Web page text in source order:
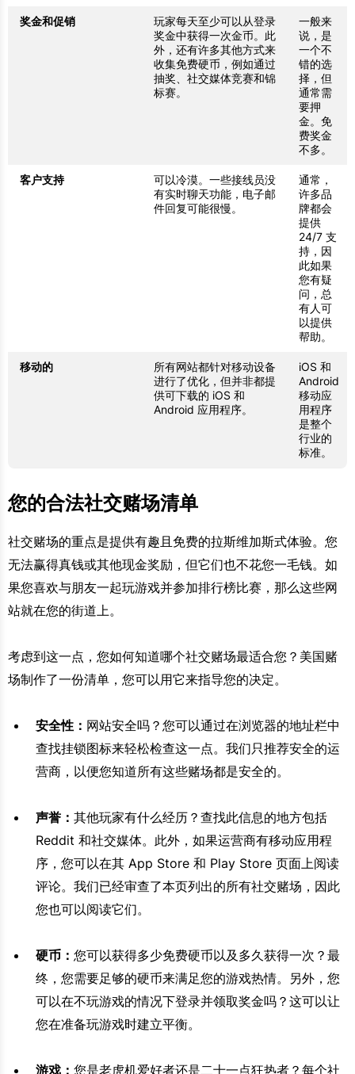
奖金和促销
玩家每天至少可以从登录
奖金中获得一次金币。此
外，还有许多其他方式来
收集免费硬币，例如通过
抽奖、社交媒体竞赛和锦
标赛。
一般来
说，是
一个不
错的选
择，但
通常需
要押
金。免
费奖金
不多。
客户支持
可以冷漠。一些接线员没
有实时聊天功能，电子邮
件回复可能很慢。
通常，
许多品
牌都会
提供
24/7 支
持，因
此如果
您有疑
问，总
有人可
以提供
帮助。
移动的
所有网站都针对移动设备
进行了优化，但并非都提
供可下载的 iOS 和
Android 应用程序。
iOS 和
Android
移动应
用程序
是整个
行业的
标准。
您的合法社交赌场清单
社交赌场的重点是提供有趣且免费的拉斯维加斯式体验。您
无法赢得真钱或其他现金奖励，但它们也不花您一毛钱。如
果您喜欢与朋友一起玩游戏并参加排行榜比赛，那么这些网
站就在您的街道上。
考虑到这一点，您如何知道哪个社交赌场最适合您？美国赌
场制作了一份清单，您可以用它来指导您的决定。
安全性： 网站安全吗？您可以通过在浏览器的地址栏中
查找挂锁图标来轻松检查这一点。我们只推荐安全的运
营商，以便您知道所有这些赌场都是安全的。
声誉： 其他玩家有什么经历？查找此信息的地方包括
Reddit 和社交媒体。此外，如果运营商有移动应用程
序，您可以在其 App Store 和 Play Store 页面上阅读
评论。我们已经审查了本页列出的所有社交赌场，因此
您也可以阅读它们。
硬币： 您可以获得多少免费硬币以及多久获得一次？最
终，您需要足够的硬币来满足您的游戏热情。另外，您
可以在不玩游戏的情况下登录并领取奖金吗？这可以让
您在准备玩游戏时建立平衡。
游戏： 您是老虎机爱好者还是二十一点狂热者？每个社